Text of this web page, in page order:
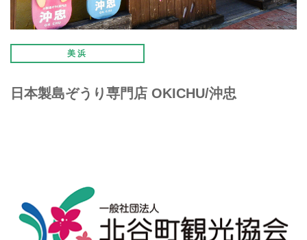
美浜
日本製島ぞうり専門店 OKICHU/沖忠